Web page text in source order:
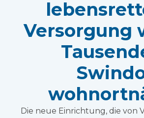
Versorgung
Die neue Einrichtung, die von